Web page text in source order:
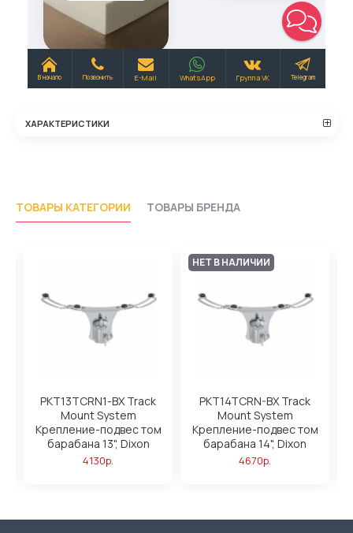
ХАРАКТЕРИСТИКИ
ТОВАРЫ КАТЕГОРИИ ТОВАРЫ БРЕНДА
PKT13TCRN1-BX Track
Mount System
Крепление-подвес том
барабана 13", Dixon
4130р.
НЕТ В НАЛИЧИИ
PKT14TCRN-BX Track
Mount System
Крепление-подвес том
барабана 14", Dixon
4670р.